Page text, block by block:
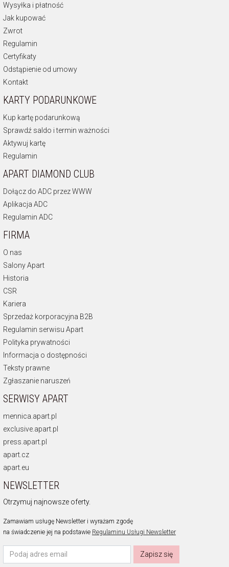
Wysyłka i płatność
Jak kupować
Zwrot
Regulamin
Certyfikaty
Odstąpienie od umowy
Kontakt
KARTY PODARUNKOWE
Kup kartę podarunkową
Sprawdź saldo i termin ważności
Aktywuj kartę
Regulamin
APART DIAMOND CLUB
Dołącz do ADC przez WWW
Aplikacja ADC
Regulamin ADC
FIRMA
O nas
Salony Apart
Historia
CSR
Kariera
Sprzedaż korporacyjna B2B
Regulamin serwisu Apart
Polityka prywatności
Informacja o dostępności
Teksty prawne
Zgłaszanie naruszeń
SERWISY APART
mennica.apart.pl
exclusive.apart.pl
press.apart.pl
apart.cz
apart.eu
NEWSLETTER
Otrzymuj najnowsze oferty.
Zamawiam usługę Newsletter i wyrażam zgodę
na świadczenie jej na podstawie Regulaminu Usługi Newsletter
Zapisz się